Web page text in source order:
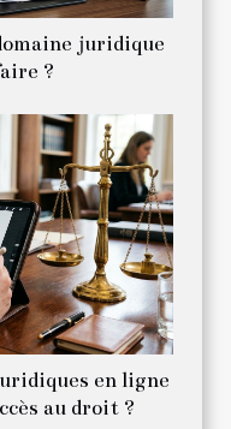
juridique
?
en ligne
au droit ?